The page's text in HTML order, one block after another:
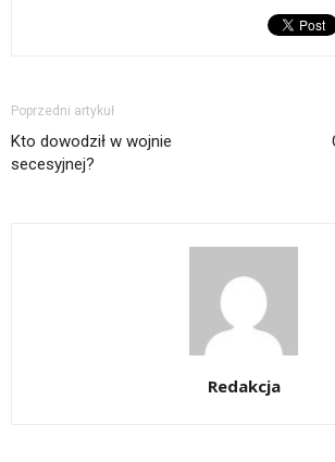
Poprzedni artykuł
Kto dowodził w wojnie
secesyjnej?
Redakcja